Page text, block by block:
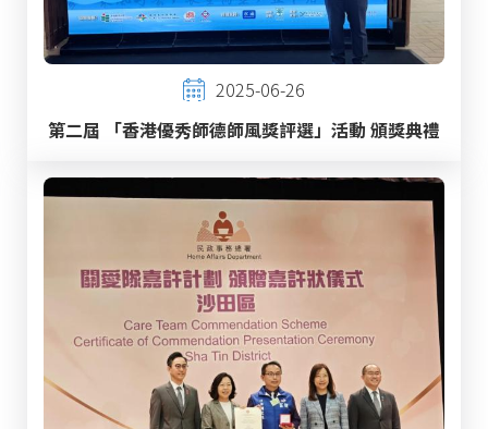
2025-06-26
第二屆 「香港優秀師德師風獎評選」活動 頒獎典禮